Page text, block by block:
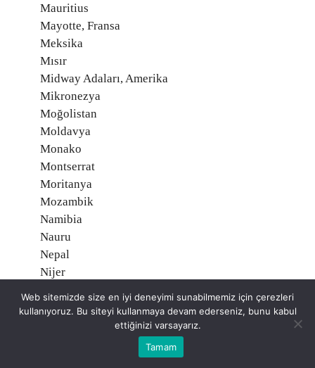
Mauritius
Mayotte, Fransa
Meksika
Mısır
Midway Adaları, Amerika
Mikronezya
Moğolistan
Moldavya
Monako
Montserrat
Moritanya
Mozambik
Namibia
Nauru
Nepal
Nijer
Nikaragua
Niue, Yeni Zelanda
Orta Afrika Cumhuriyeti
Web sitemizde size en iyi deneyimi sunabilmemiz için çerezleri
kullanıyoruz. Bu siteyi kullanmaya devam ederseniz, bunu kabul
ettiğinizi varsayarız.
Tamam